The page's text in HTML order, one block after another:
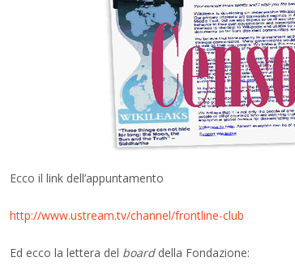
Ecco il link dell’appuntamento
http://www.ustream.tv/channel/frontline-club
Ed ecco la lettera del boarddella Fondazione: